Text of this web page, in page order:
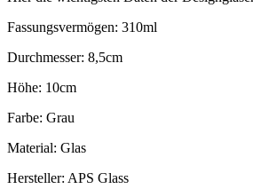
Fassungsvermögen: 310ml
Durchmesser: 8,5cm
Höhe: 10cm
Farbe: Grau
Material: Glas
Hersteller: APS Glass